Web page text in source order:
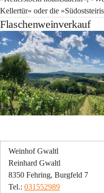
Kellertür« oder die
Flaschenweinverkauf
Weinhof Gwaltl
Reinhard Gwaltl
8350 Fehring, Burgfeld 7
Tel.: 031552989